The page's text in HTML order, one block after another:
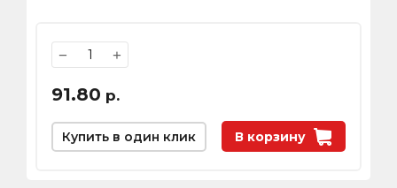
− +
91.80 р.
В корзину
Купить в один клик